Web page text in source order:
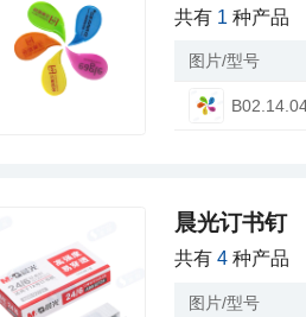
共有 1 种产品
图片/型号
晨光订书钉
共有4 种产品
图片/型号